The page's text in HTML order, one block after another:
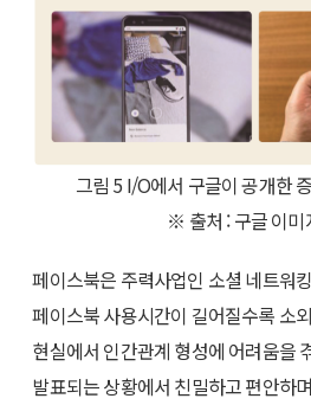
그림 5 I/O에서 구글이 공개한
※ 출처 : 구글 이미
페이스북은 주력사업인 소셜 네트워
페이스북 사용시간이 길어질수록 소
현실에서 인간관계 형성에 어려움을
발표되는 상황에서 친밀하고 편안하